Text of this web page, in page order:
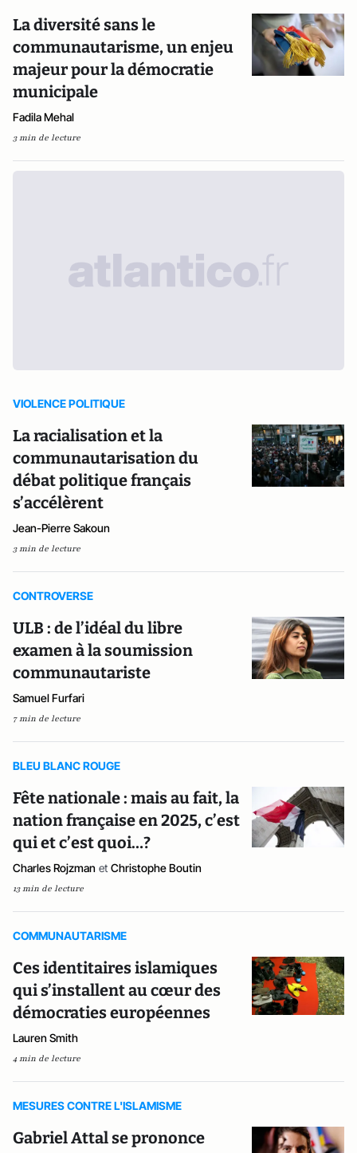
La diversité sans le
communautarisme, un enjeu
majeur pour la démocratie
municipale
Fadila Mehal
3 min de lecture
VIOLENCE POLITIQUE
La racialisation et la
communautarisation du
débat politique français
s’accélèrent
Jean-Pierre Sakoun
3 min de lecture
CONTROVERSE
ULB : de l’idéal du libre
examen à la soumission
communautariste
Samuel Furfari
7 min de lecture
BLEU BLANC ROUGE
Fête nationale : mais au fait, la
nation française en 2025, c’est
qui et c’est quoi…?
Charles Rojzman et Christophe Boutin
13 min de lecture
COMMUNAUTARISME
Ces identitaires islamiques
qui s’installent au cœur des
démocraties européennes
Lauren Smith
4 min de lecture
MESURES CONTRE L'ISLAMISME
Gabriel Attal se prononce